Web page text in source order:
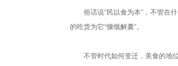
俗话说“民以食为本”，不管在
的吃货为它“慷慨解囊”。
不管时代如何变迁，美食的地